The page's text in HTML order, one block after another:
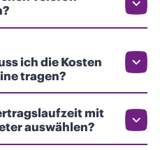
ich die Kosten
tragen?
mit
auswählen?